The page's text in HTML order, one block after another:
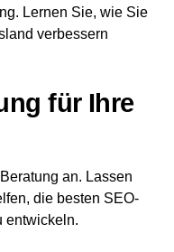
Ler­nen Sie, wie Sie
ver­bes­sern
für Ihre
an. Las­sen
die bes­ten SEO-
entwickeln.